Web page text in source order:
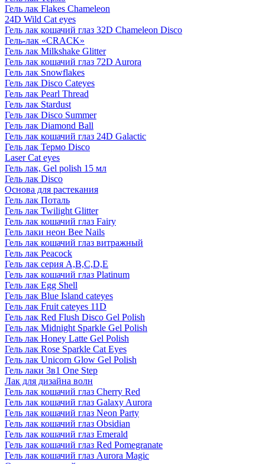
Гель лак Flakes Chameleon
24D Wild Cat eyes
Гель лак кошачий глаз 32D Chameleon Disco
Гель-лак «CRACK»
Гель лак Milkshake Glitter
Гель лак кошачий глаз 72D Aurora
Гель лак Snowflakes
Гель лак Disco Cateyes
Гель лак Pearl Thread
Гель лак Stardust
Гель лак Disco Summer
Гель лак Diamond Ball
Гель лак кошачий глаз 24D Galactic
Гель лак Термо Disco
Laser Cat eyes
Гель лак, Gel polish 15 мл
Гель лак Disco
Основа для растекания
Гель лак Поталь
Гель лак Twilight Glitter
Гель лак кошачий глаз Fairy
Гель лаки неон Bee Nails
Гель лак кошачий глаз витражный
Гель лак Peacock
Гель лак серия A,B,C,D,E
Гель лак кошачий глаз Platinum
Гель лак Egg Shell
Гель лак Blue Island cateyes
Гель лак Fruit cateyes 11D
Гель лак Red Flush Disco Gel Polish
Гель лак Midnight Sparkle Gel Polish
Гель лак Honey Latte Gel Polish
Гель лак Rose Sparkle Cat Eyes
Гель лак Unicorn Glow Gel Polish
Гель лаки 3в1 One Step
Лак для дизайна волн
Гель лак кошачий глаз Cherry Red
Гель лак кошачий глаз Galaxy Aurora
Гель лак кошачий глаз Neon Party
Гель лак кошачий глаз Obsidian
Гель лак кошачий глаз Emerald
Гель лак кошачий глаз Red Pomegranate
Гель лак кошачий глаз Aurora Magic